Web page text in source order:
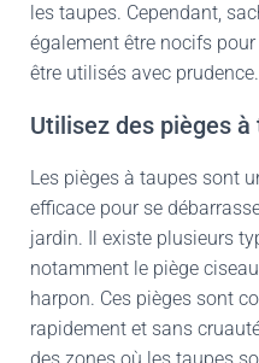
les taupes. Cependant,
également être nocifs
être utilisés avec prudence.
Utilisez des pièges à
Les pièges à taupes sont
efficace pour se
jardin. Il existe plusieurs
notamment le piège
harpon. Ces pièges sont
rapidement et sans